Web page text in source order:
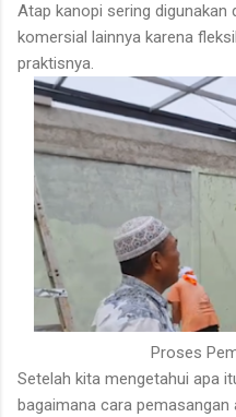
Atap kanopi sering
komersial lainnya karena
praktisnya.
Proses
Setelah kita mengetahui apa
bagaimana cara pemasangan